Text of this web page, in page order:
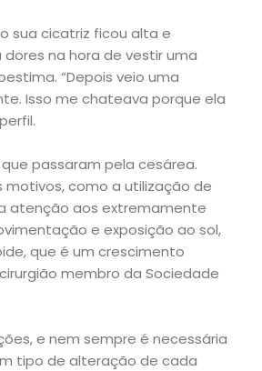
sua cicatriz ficou alta e
na hora de vestir uma
“Depois veio uma
Isso me chateava porque ela
passaram pela cesárea.
motivos, como a utilização de
atenção aos extremamente
e exposição ao sol,
que é um crescimento
membro da Sociedade
e nem sempre é necessária
tipo de alteração de cada